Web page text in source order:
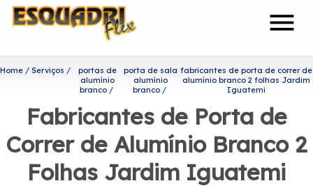
menu
Home Serviços
portas de
alumínio
branco
porta de sala
alumínio
branco
fabricantes de porta de correr de
alumínio branco 2 folhas Jardim
Iguatemi
Fabricantes de Porta de
Correr de Alumínio Branco 2
Folhas Jardim Iguatemi